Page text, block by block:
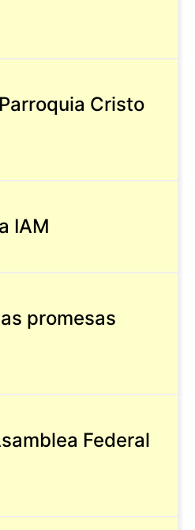
Cristo
IAM
promesas
Federal